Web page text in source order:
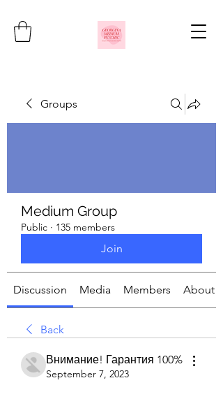
Groups
Medium Group
Public · 135 members
Join
Discussion Media Members About
Back
Внимание! Гарантия 100%
September 7, 2023